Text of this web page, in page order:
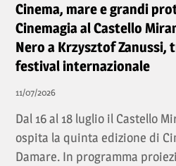
Cinema, mare e grandi
Cinemagia al Castello
Nero a Krzysztof Zanussi,
festival internazionale
11/07/2026
Dal 16 al 18 luglio il Castello
ospita la quinta edizione di
Damare. In programma